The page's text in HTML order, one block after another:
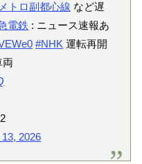
トロ副都心線 など遅
電鉄 : ニュース速報あ
#NHK 運転再開
両
2026